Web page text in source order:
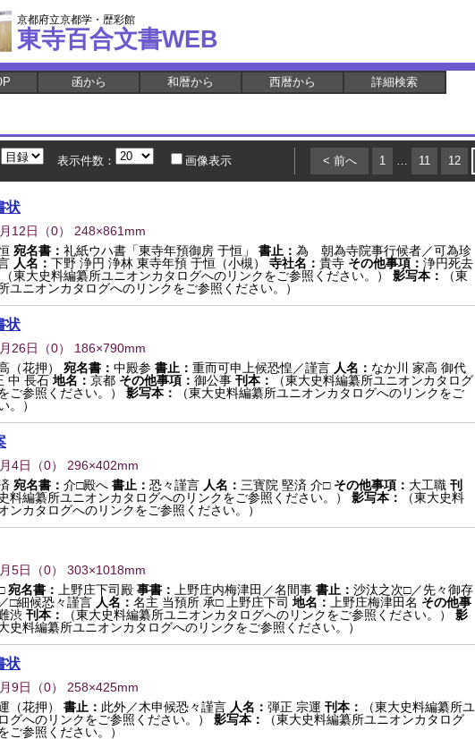
京都府立京都学・歴彩館
東寺百合文書WEB
函から 和暦から 西暦から 詳細検索
表示件数： 画像表示 < 前へ 1 … 11 12
状
12日 （0） 248×861mm
宛名書： 礼紙ウハ書「東寺年預御房 于恒」 書止： 為 朝為寺院事行候者／可為珍
人名： 下野 浄円 浄林 東寺年預 于恒（小槻） 寺社名： 貴寺 その他事項： 浄円死去
（東大史料編纂所ユニオンカタログへのリンクをご参照ください。） 影写本：
（東
ユニオンカタログへのリンクをご参照ください。）
状
26日 （0） 186×790mm
（花押） 宛名書： 中殿参 書止： 重而可申上候恐惶／謹言 人名： なか川 家高 御代
中 長石 地名： 京都 その他事項： 御公事 刊本：
（東大史料編纂所ユニオンカタログ
ご参照ください。）
影写本：
（東大史料編纂所ユニオンカタログへのリンクをご
。）
4日 （0） 296×402mm
宛名書： 介□殿へ 書止： 恐々謹言 人名： 三寳院 堅済 介□ その他事項： 大工職 刊
史料編纂所ユニオンカタログへのリンクをご参照ください。） 影写本：
（東大史料
ンカタログへのリンクをご参照ください。）
5日 （0） 303×1018mm
宛名書： 上野庄下司殿 事書： 上野庄内梅津田／名間事 書止： 沙汰之次□／先々御存
□細候恐々謹言 人名： 名主 当預所 承□ 上野庄下司 地名： 上野庄梅津田名 その他事
渋 刊本： （東大史料編纂所ユニオンカタログへのリンクをご参照ください。）
影
大史料編纂所ユニオンカタログへのリンクをご参照ください。）
状
9日 （0） 258×425mm
（花押） 書止： 此外／木申候恐々謹言 人名： 弾正 宗運 刊本：
（東大史料編纂所ユ
グへのリンクをご参照ください。）
影写本：
（東大史料編纂所ユニオンカタログ
ご参照ください。）